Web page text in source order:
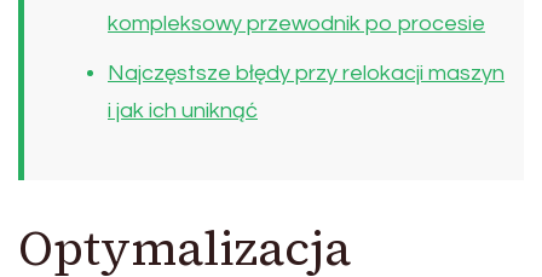
kompleksowy przewodnik po procesie
Najczęstsze błędy przy relokacji maszyn
i jak ich uniknąć
Optymalizacja